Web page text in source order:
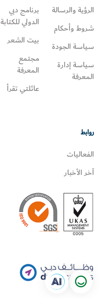
الرؤية والرسالة
شروط وأحكام
سياسة الجودة
سياسة إدارة
المعرفة
برنامج دبي
الدولي للكتابة
بيت الشعر
مجتمع
المعرفة
عائلتي تقرأ‎
روابط
الفعاليات
آخر الأخبار